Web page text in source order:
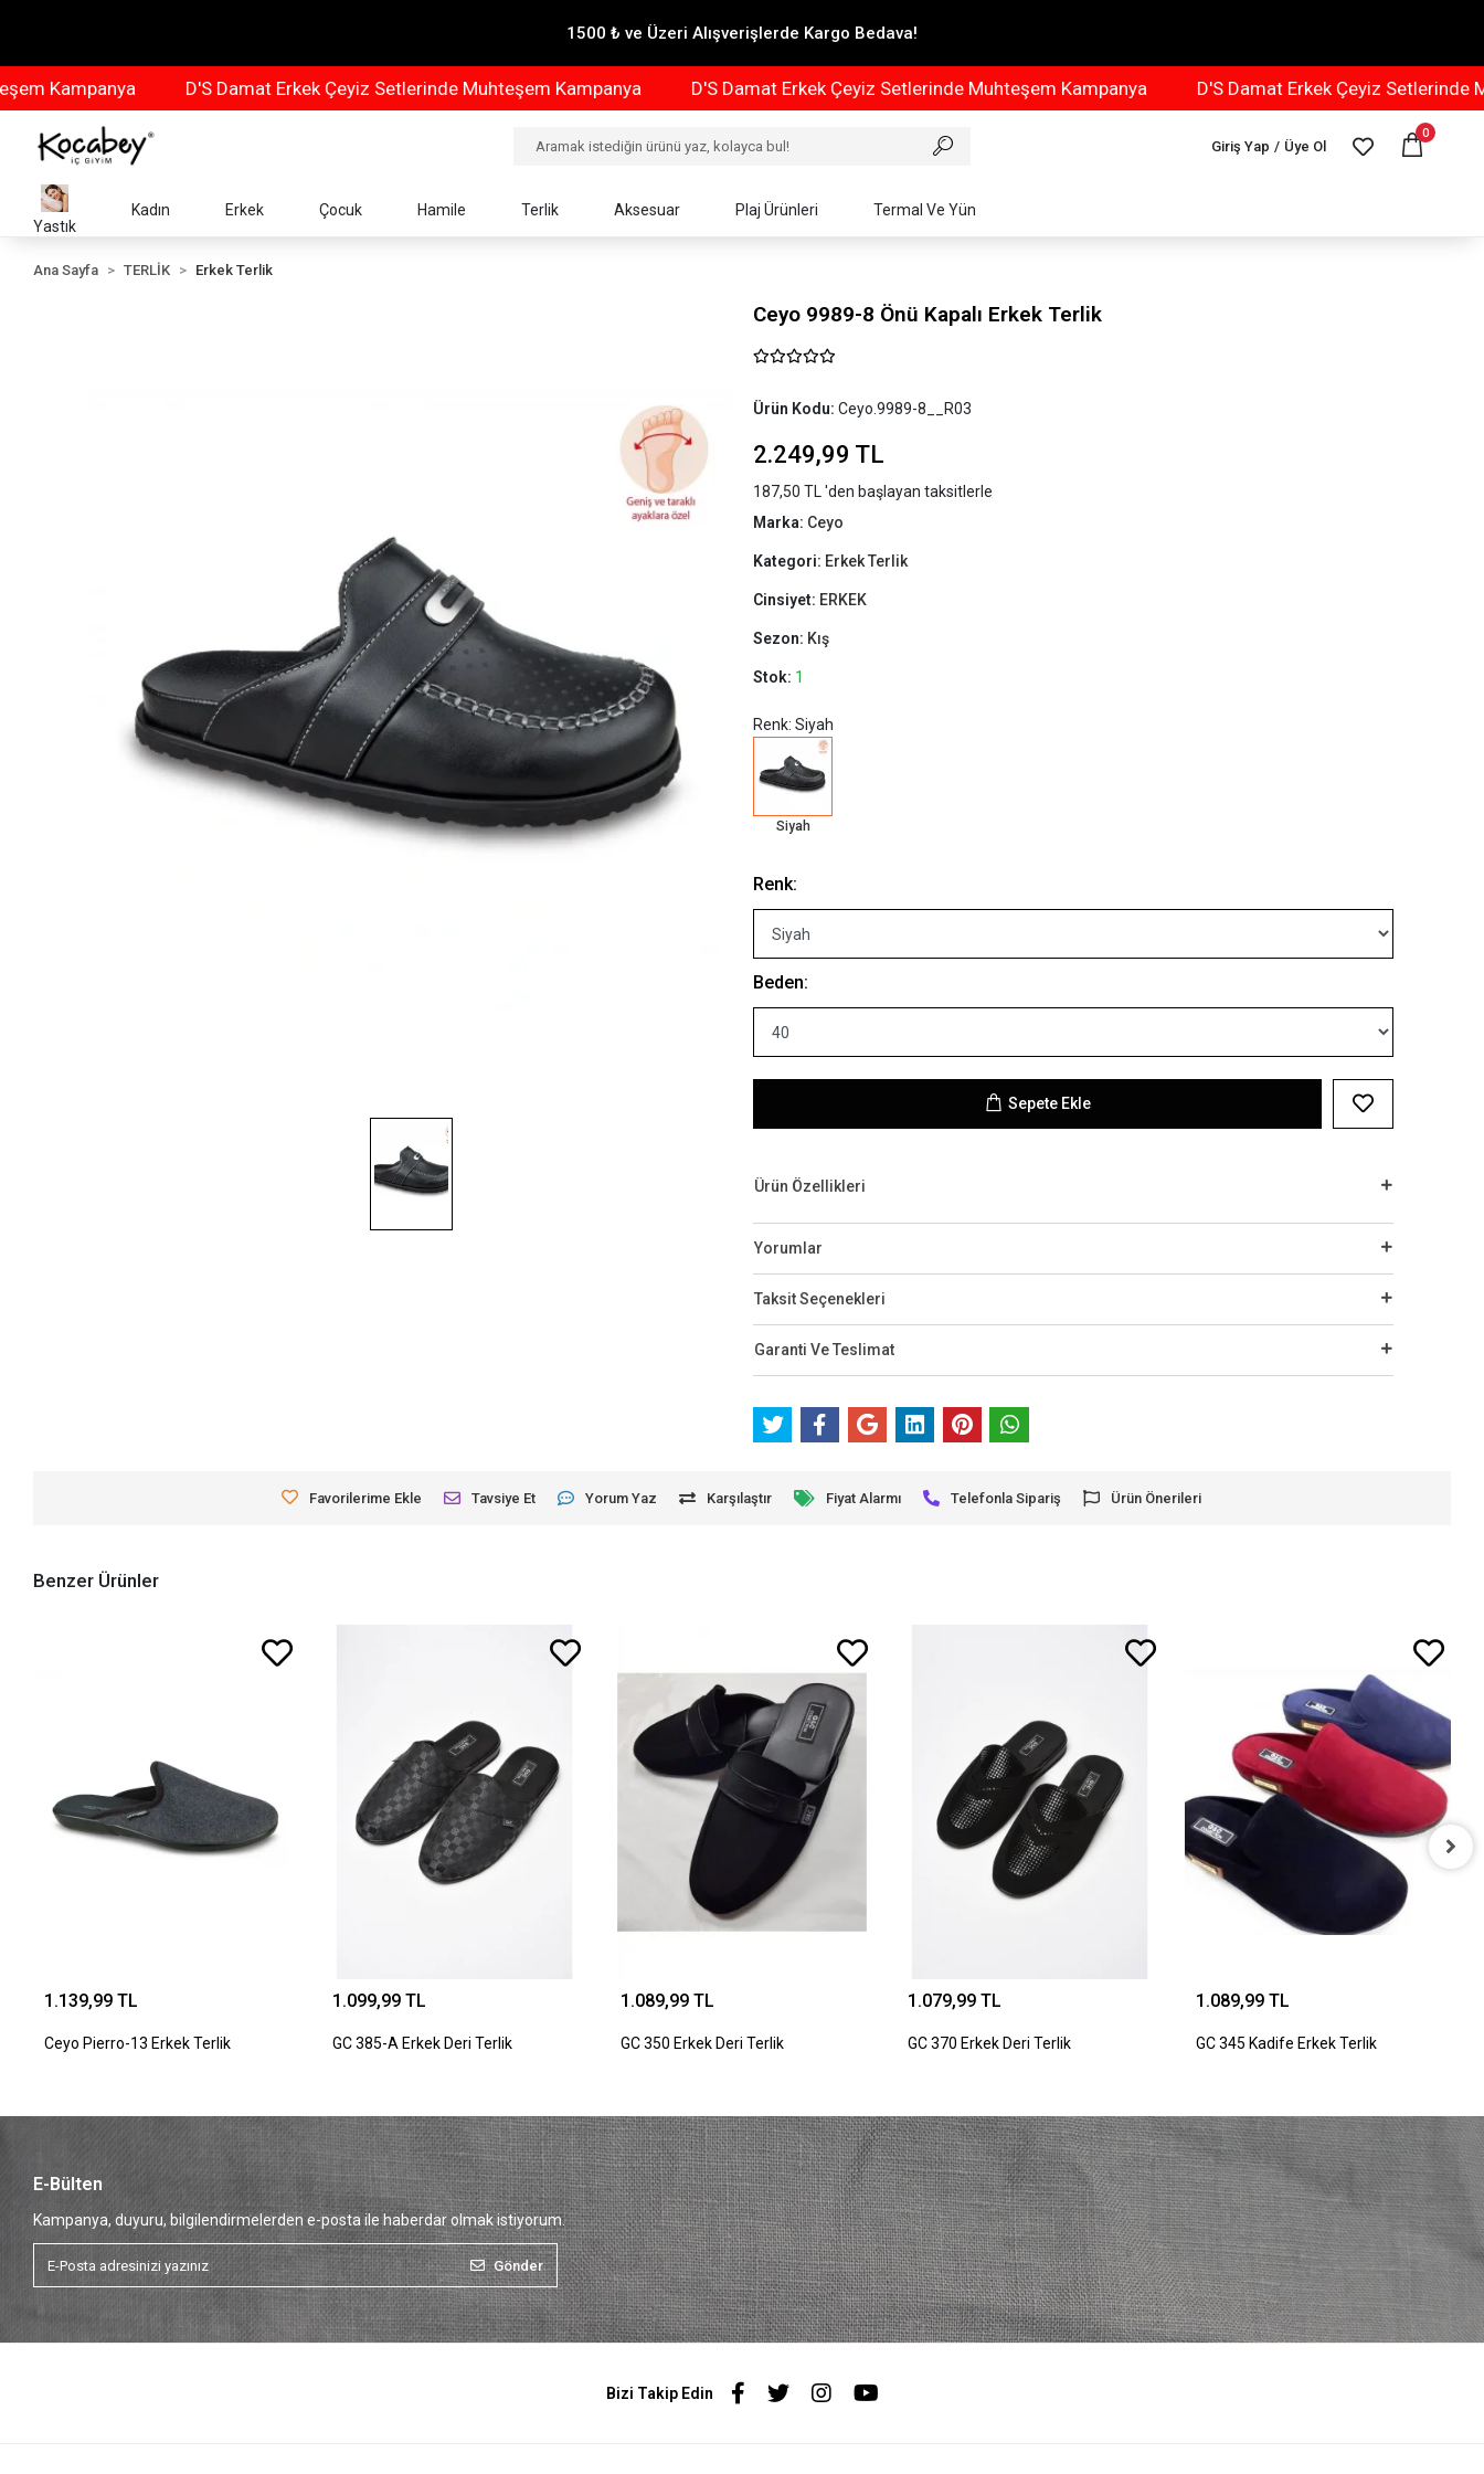
1500 ₺ ve Üzeri Alışverişlerde Kargo Bedava!
D'S Damat Erkek Çeyiz Setlerinde Muhteşem Kampanya D'S Damat Erkek Çeyiz Setlerinde Muhteşem Kampanya D'S Damat Erkek Çeyiz Setlerinde
Giriş Yap / Üye Ol
0
Yastık
Kadın Erkek Çocuk Hamile Terlik Aksesuar Plaj Ürünleri Termal Ve Yün
Ana Sayfa TERLİK Erkek Terlik
Ceyo 9989-8 Önü Kapalı Erkek Terlik
Ürün Kodu: Ceyo.9989-8__R03
2.249,99 TL
187,50 TL 'den başlayan taksitlerle
Marka: Ceyo
Kategori: Erkek Terlik
Cinsiyet: ERKEK
Sezon: Kış
Stok: 1
Renk: Siyah
Siyah
Renk:
Beden:
Sepete Ekle
Ürün Özellikleri
Yorumlar
Taksit Seçenekleri
Garanti Ve Teslimat
Favorilerime Ekle Tavsiye Et Yorum Yaz Karşılaştır Fiyat Alarmı Telefonla Sipariş Ürün Önerileri
Benzer Ürünler
1.139,99 TL
Ceyo Pierro-13 Erkek Terlik
1.099,99 TL
GC 385-A Erkek Deri Terlik
1.089,99 TL
GC 350 Erkek Deri Terlik
1.079,99 TL
GC 370 Erkek Deri Terlik
1.089,99 TL
GC 345 Kadife Erkek Terlik
E-Bülten
Kampanya, duyuru, bilgilendirmelerden e-posta ile haberdar olmak istiyorum.
Gönder
Bizi Takip Edin